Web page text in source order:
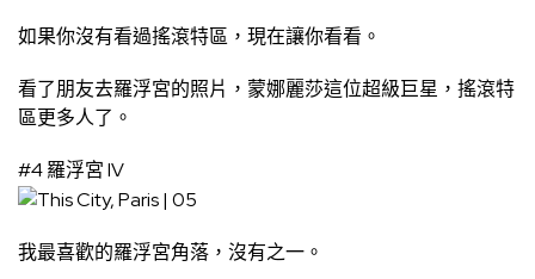
如果你沒有看過搖滾特區，現在讓你看看。
看了朋友去羅浮宮的照片，蒙娜麗莎這位超級巨星，搖滾特
區更多人了。
#4 羅浮宮 IV
我最喜歡的羅浮宮角落，沒有之一。